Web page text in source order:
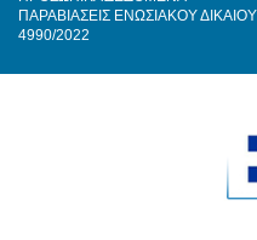
ΠΑΡΑΒΙΑΣΕΙΣ ΕΝΩΣΙΑΚΟΥ
4990/2022